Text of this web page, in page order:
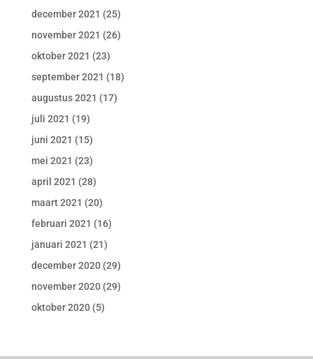
december 2021 (25)
november 2021 (26)
oktober 2021 (23)
september 2021 (18)
augustus 2021 (17)
juli 2021 (19)
juni 2021 (15)
mei 2021 (23)
april 2021 (28)
maart 2021 (20)
februari 2021 (16)
januari 2021 (21)
december 2020(29)
november 2020(29)
oktober 2020(5)